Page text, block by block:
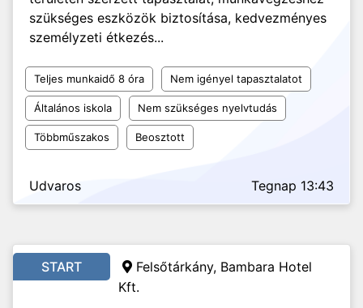
szükséges eszközök biztosítása, kedvezményes
személyzeti étkezés...
Teljes munkaidő 8 óra Nem igényel tapasztalatot
Általános iskola Nem szükséges nyelvtudás
Többműszakos Beosztott
Udvaros Tegnap 13:43
START
Felsőtárkány, Bambara Hotel
Kft.